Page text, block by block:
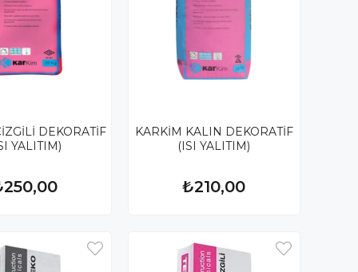
DEKORATİF
YALITIM)
KARKİM KALIN DEKORATİF
(ISI YALITIM)
₺210,00